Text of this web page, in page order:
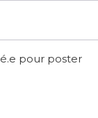
pour poster